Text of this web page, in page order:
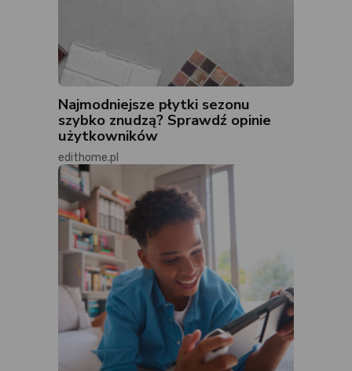
Najmodniejsze płytki sezonu
szybko znudzą? Sprawdź opinie
użytkowników
edithome.pl